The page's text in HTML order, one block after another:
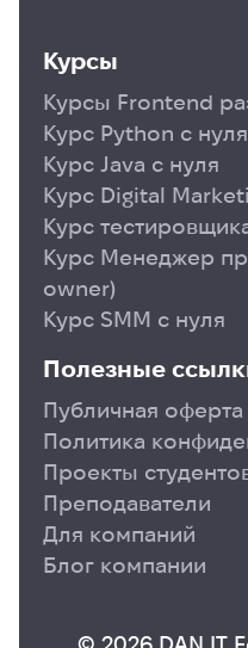
Курсы
Курсы Frontend
Курс Python с нуля
Курс Java с нуля
Курс Digital
Курс
Курс Менеджер
owner)
Курс SMM с нуля
Полезные
Публичная оферта
Политика
Проекты
Преподаватели
Для компаний
Блог компании